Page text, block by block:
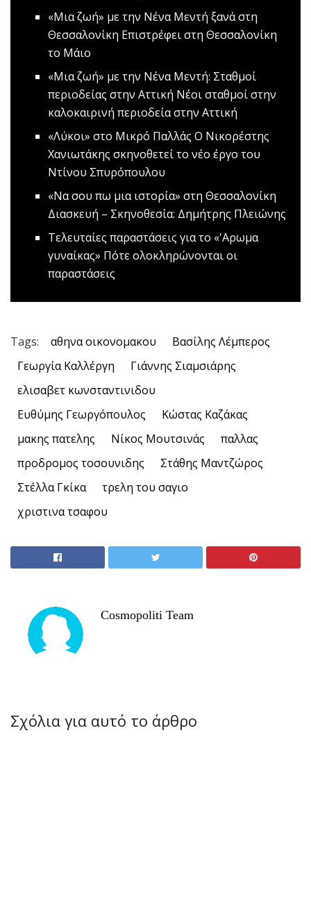
«Μια ζωή» με την Νένα Μεντή ξανά στη
Θεσσαλονίκη Επιστρέφει στη Θεσσαλονίκη
το Μάιο
«Μια ζωή» με την Νένα Μεντή: Σταθμοί
περιοδείας στην Αττική Νέοι σταθμοί στην
καλοκαιρινή περιοδεία στην Αττική
«Λύκοι» στο Μικρό Παλλάς Ο Νικορέστης
Χανιωτάκης σκηνοθετεί το νέο έργο του
Ντίνου Σπυρόπουλου
«Να σου πω μια ιστορία» στη Θεσσαλονίκη
Διασκευή – Σκηνοθεσία: Δημήτρης Πλειώνης
Τελευταίες παραστάσεις για το «'Αρωμα
γυναίκας» Πότε ολοκληρώνονται οι
παραστάσεις
Tags: αθηνα οικονομακου
Βασίλης Λέμπερος
Γεωργία Καλλέργη
Γιάννης Σιαμσιάρης
ελισαβετ κωνσταντινιδου
Ευθύμης Γεωργόπουλος
Κώστας Καζάκας
μακης πατελης
Νίκος Μουτσινάς
παλλας
προδρομος τοσουνιδης
Στάθης Μαντζώρος
Στέλλα Γκίκα
τρελη του σαγιο
χριστινα τσαφου
Cosmopoliti Team
Σχόλια για αυτό το άρθρο